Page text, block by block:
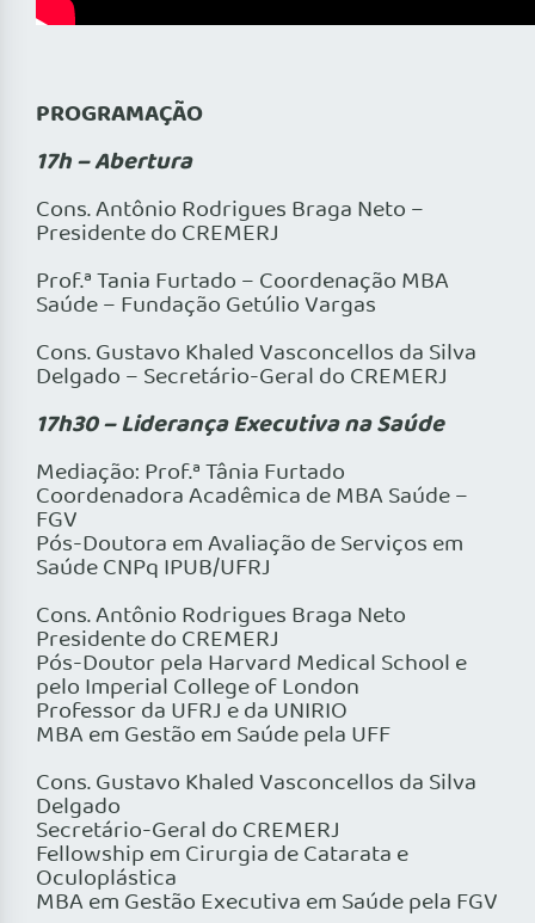
PROGRAMAÇÃO
17h – Abertura
Cons. Antônio Rodrigues Braga Neto –
Presidente do CREMERJ
Prof.ª Tania Furtado – Coordenação MBA
Saúde – Fundação Getúlio Vargas
Cons. Gustavo Khaled Vasconcellos da Silva
Delgado – Secretário-Geral do CREMERJ
17h30 – Liderança Executiva na Saúde
Mediação: Prof.ª Tânia Furtado
Coordenadora Acadêmica de MBA Saúde –
FGV
Pós-Doutora em Avaliação de Serviços em
Saúde CNPq IPUB/UFRJ
Cons. Antônio Rodrigues Braga Neto
Presidente do CREMERJ
Pós-Doutor pela Harvard Medical School e
pelo Imperial College of London
Professor da UFRJ e da UNIRIO
MBA em Gestão em Saúde pela UFF
Cons. Gustavo Khaled Vasconcellos da Silva
Delgado
Secretário-Geral do CREMERJ
Fellowship em Cirurgia de Catarata e
Oculoplástica
MBA em Gestão Executiva em Saúde pela FGV